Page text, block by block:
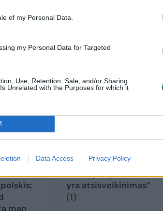
of my Personal Data.
my Personal Data for Targeted
Use, Retention, Sale, and/or Sharing
Unrelated with the Purposes for which it
Data Access Privacy Policy
vystomas, jis buvo pažymėtas
Mino gyvenime –
dideli pokyčiai: „Tai
yra atsisveikinimas“
(1)